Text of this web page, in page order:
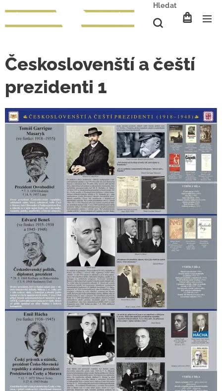
Hledat
Českoslovenští a čeští
prezidenti 1